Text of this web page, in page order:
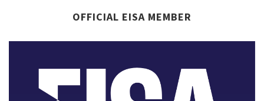
OFFICIAL EISA MEMBER